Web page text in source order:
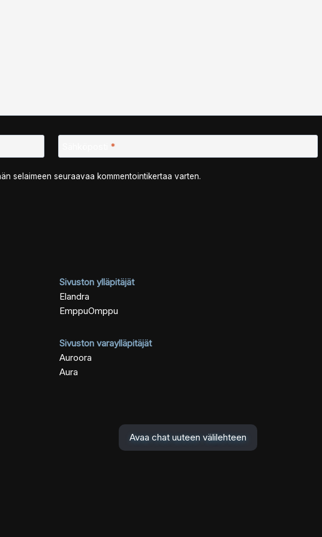
*
selaimeen seuraavaa kommentointikertaa varten.
Sivuston ylläpitäjät
Elandra
EmppuOmppu
Sivuston varaylläpitäjät
Auroora
Aura
Avaa chat uuteen välilehteen